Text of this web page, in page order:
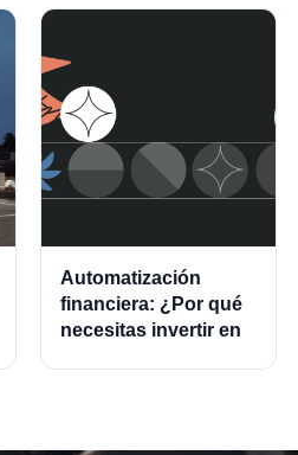
Automatización
financiera: ¿Por qué
necesitas invertir en